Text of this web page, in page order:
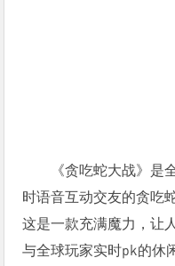
《贪吃蛇大战》是
时语音互动交友的贪吃
这是一款充满魔力，让
与全球玩家实时pk的休